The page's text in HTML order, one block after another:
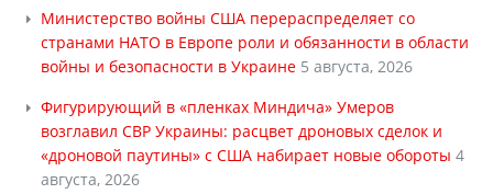
Министерство войны США перераспределяет со
странами НАТО в Европе роли и обязанности в области
войны и безопасности в Украине 5 августа, 2026
Фигурирующий в «пленках Миндича» Умеров
возглавил СВР Украины: расцвет дроновых сделок и
«дроновой паутины» с США набирает новые обороты 4
августа, 2026